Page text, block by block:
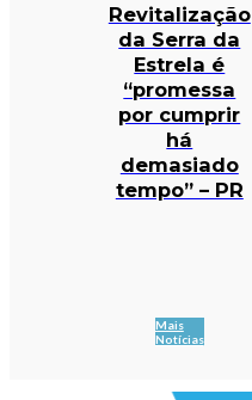
Revitalização
da Serra da
Estrela é
“promessa
por cumprir
há
demasiado
tempo” – PR
Mais
Notícias